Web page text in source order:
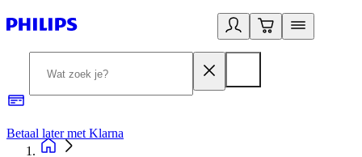
Betaal later met Klarna